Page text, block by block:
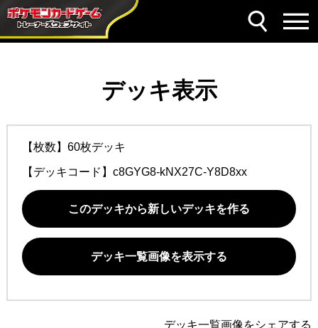
デッキ表示
【枚数】60枚デッキ
【デッキコード】 c8GYG8-kNX27C-Y8D8xx
このデッキから新しいデッキを作る
デッキ一覧画像を表示する
デッキ一覧画像をシェアする